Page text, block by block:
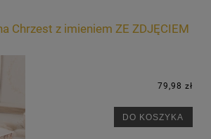
Chrzest z imieniem ZE ZDJĘCIEM
79,98 zł
DO KOSZYKA